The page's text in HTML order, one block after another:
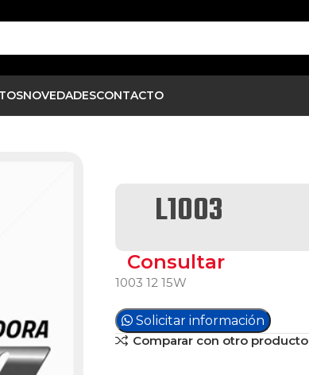
NOVEDADESCONTACTO
L1003
Consultar
1003 12 15W
Solicitar información
Comparar con otro producto